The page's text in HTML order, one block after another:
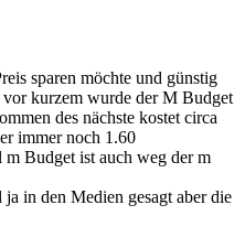
sparen möchte und günstig
vor kurzem wurde der M Budget
des nächste kostet circa
immer noch 1.60
Budget ist auch weg der m
in den Medien gesagt aber die